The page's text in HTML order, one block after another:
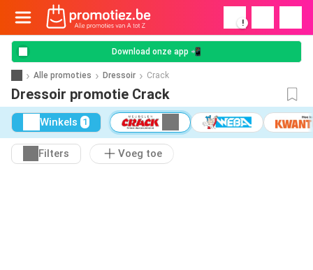
!
Download onze app 📲
Alle promoties Dressoir Crack
Dressoir promotie Crack
Winkels 1
Filters Voeg toe